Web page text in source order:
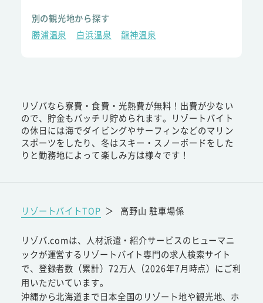
別の観光地から探す
勝浦温泉
白浜温泉 龍神温泉
リゾバなら寮費・食費・光熱費が無料！出費が少ない
ので、貯金もバッチリ貯められます。リゾートバイト
の休日には海でダイビングやサーフィンなどのマリン
スポーツをしたり、冬はスキー・スノーボードをした
りと勤務地によって楽しみ方は様々です！
リゾートバイトTOP ＞ 高野山 駐車場係
リゾバ.comは、人材派遣・紹介サービスのヒューマニ
ックが運営するリゾートバイト専門の求人検索サイト
で、登録者数（累計）72万人（2026年7月時点）にご利
用いただいています。
沖縄から北海道まで日本全国のリゾート地や観光地、ホ